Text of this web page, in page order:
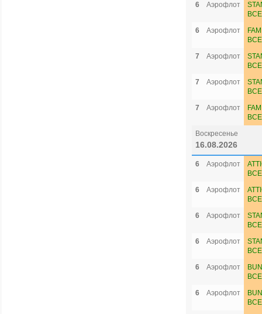
6
Аэрофлот
6
Аэрофлот
7
Аэрофлот
7
Аэрофлот
7
Аэрофлот
Воскресенье
16.08.2026
6 Аэрофлот
6
Аэрофлот
6
Аэрофлот
6
Аэрофлот
6
Аэрофлот
6
Аэрофлот